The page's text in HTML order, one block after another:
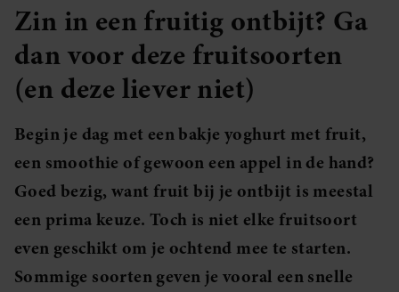
Zin in een fruitig ontbijt? Ga
dan voor deze fruitsoorten
(en deze liever niet)
Begin je dag met een bakje yoghurt met fruit,
een smoothie of gewoon een appel in de hand?
Goed bezig, want fruit bij je ontbijt is meestal
een prima keuze. Toch is niet elke fruitsoort
even geschikt om je ochtend mee te starten.
Sommige soorten geven je vooral een snelle